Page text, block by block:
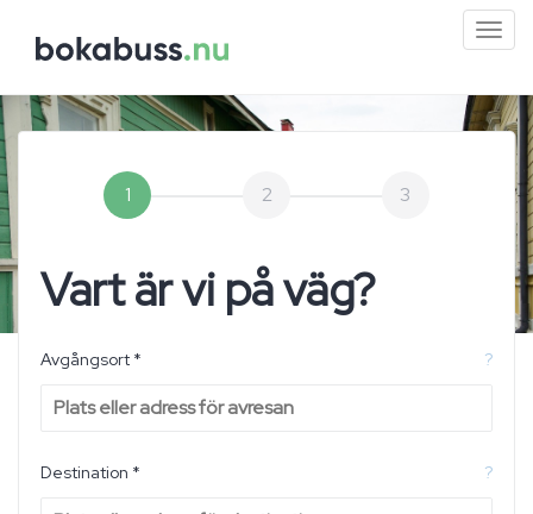
1 2 3
Vart är vi på väg?
Avgångsort * ?
Destination * ?